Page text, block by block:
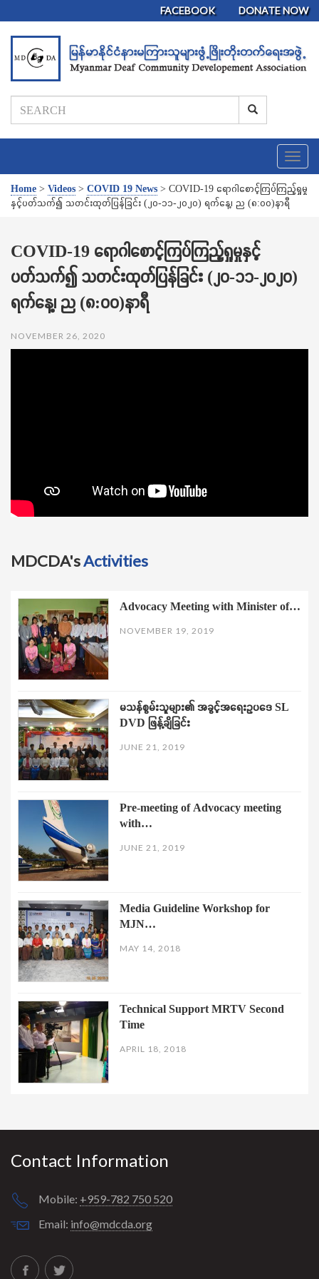
FACEBOOK DONATE NOW
T
o
g
v
i
Home > Videos > COVID 19 News > COVID-19 ရောဂါစောင့်ကြပ်ကြည့်ရှုမှု
နှင့်ပတ်သက်၍ သတင်းထုတ်ပြန်ခြင်း (၂၀-၁၁-၂၀၂၀) ရက်နေ့၊ ည (၈:၀၀)နာရီ
COVID-19 ရောဂါစောင့်ကြပ်ကြည့်ရှုမှုနှင့်
ပတ်သက်၍ သတင်းထုတ်ပြန်ခြင်း (၂၀-၁၁-၂၀၂၀)
ရက်နေ့၊ ည (၈:၀၀)နာရီ
NOVEMBER 26, 2020
MDCDA'sActivities
Advocacy Meeting with Minister of…
NOVEMBER 19, 2019
မသန်စွမ်းသူများ၏ အခွင့်အရေးဥပဒေ SL
DVD ဖြန့်ချိခြင်း
JUNE 21, 2019
Pre-meeting of Advocacy meeting
with…
JUNE 21, 2019
Media Guideline Workshop for
MJN…
MAY 14, 2018
Technical Support MRTV Second
Time
APRIL 18, 2018
Contact Information
Mobile: +959-782 750 520
Email: info@mdcda.org